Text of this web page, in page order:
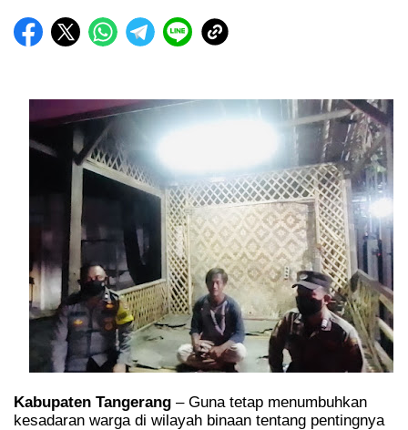
Kabupaten Tangerang – Guna tetap menumbuhkan
kesadaran warga di wilayah binaan tentang pentingnya